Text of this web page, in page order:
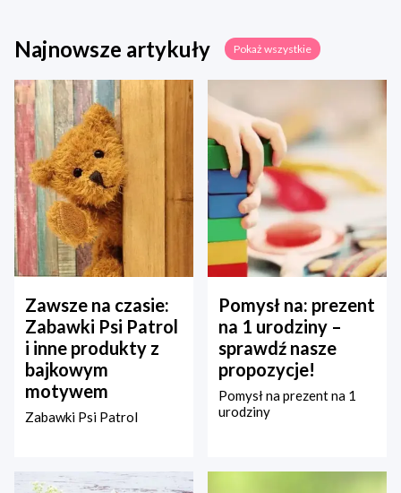
Najnowsze artykuły Pokaż wszystkie
Zawsze na czasie:
Zabawki Psi Patrol
i inne produkty z
bajkowym
motywem
Zabawki Psi Patrol
Pomysł na: prezent
na 1 urodziny –
sprawdź nasze
propozycje!
Pomysł na prezent na 1
urodziny